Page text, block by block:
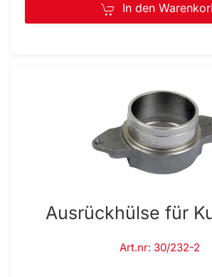
In den
Ausrückhülse für
Art.nr: 30/232-2